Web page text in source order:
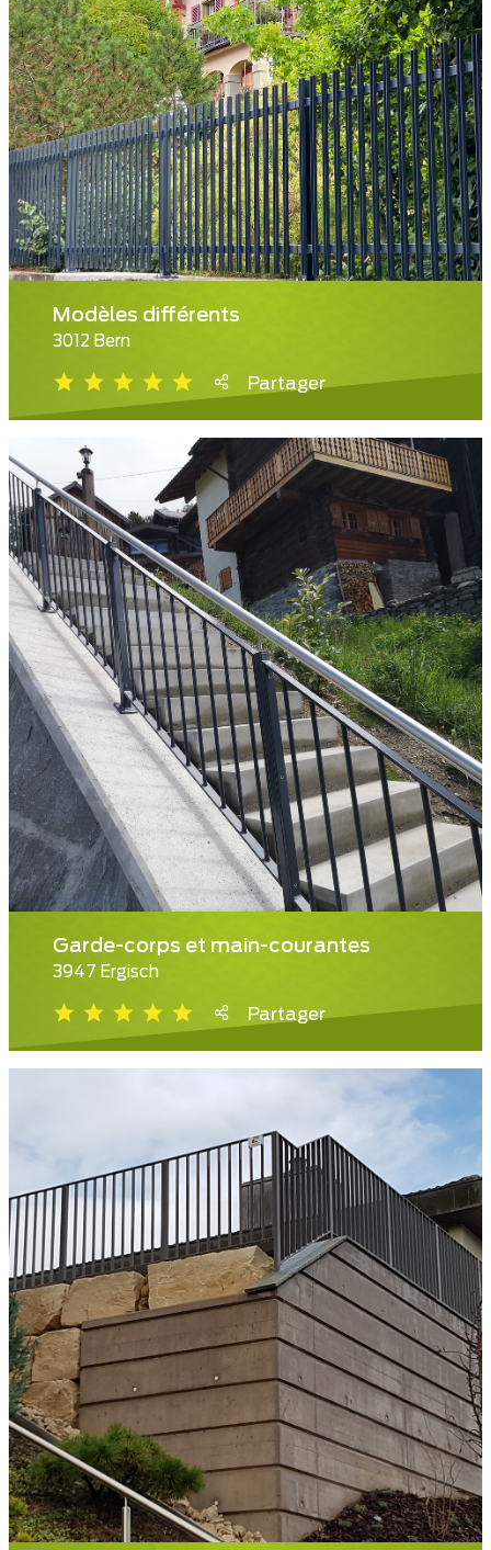
Modèles différents
3012 Bern
Partager
Garde-corps et main-courantes
3947 Ergisch
Partager